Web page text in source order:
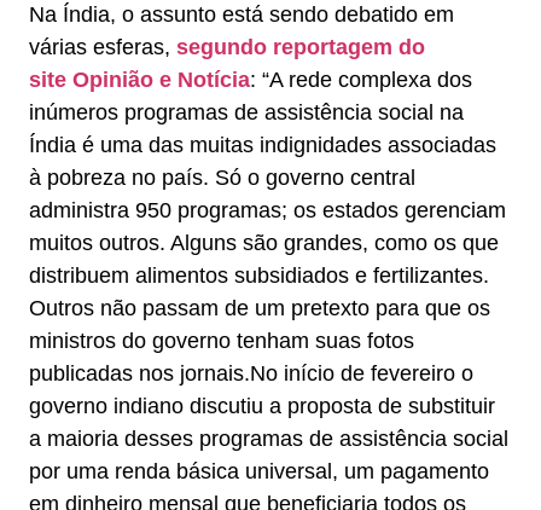
Na Índia, o assunto está sendo debatido em
várias esferas, segundo reportagem do
site Opinião e Notícia: “A rede complexa dos
inúmeros programas de assistência social na
Índia é uma das muitas indignidades associadas
à pobreza no país. Só o governo central
administra 950 programas; os estados gerenciam
muitos outros. Alguns são grandes, como os que
distribuem alimentos subsidiados e fertilizantes.
Outros não passam de um pretexto para que os
ministros do governo tenham suas fotos
publicadas nos jornais.No início de fevereiro o
governo indiano discutiu a proposta de substituir
a maioria desses programas de assistência social
por uma renda básica universal, um pagamento
em dinheiro mensal que beneficiaria todos os